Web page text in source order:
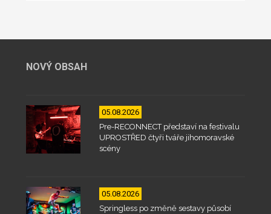
NOVÝ OBSAH
05.08.2026
Pre-RECONNECT představí na festivalu
UPROSTŘED čtyři tváře jihomoravské
scény
05.08.2026
Springless po změně sestavy působí